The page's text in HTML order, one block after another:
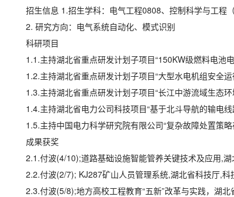
招生信息 1.招生学科：电气工程0808、控制科学与工程（
2. 研究方向： 电气系统自动化、模式识别
科研项目
1.1.主持湖北省重点研发计划子项目“150KW级燃料电池
1.2.主持湖北省重点研发计划子项目“大型水电机组安全
1.3.主持湖北省重点研发计划子项目“长江中游流域生态
1.4.主持湖北省电力公司科技项目“基于北斗导航的输电
1.5.主持中国电力科学研究院有限公司“复杂故障处置策
成果获奖
2.1.付波(4/10);道路基础设施智能管养关键技术及应用,
2.2.付波(2/7); KJ287矿山人员管理系统,湖北省科技厅,科
2.3.付波(5/8);地方高校工程教育“五新”改革与实践，湖